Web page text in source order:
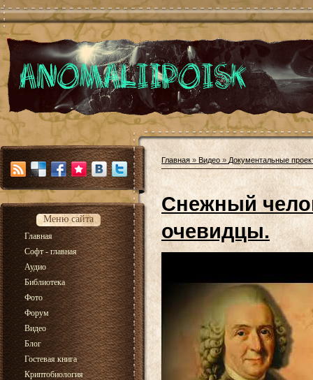
Меню сайта
Главная
Софт - главная
Аудио
Библиотека
Фото
Форум
Видео
Блог
Гостевая книга
Криптобиология
Главная » Видео » Документальные
Снежный
очевидцы.